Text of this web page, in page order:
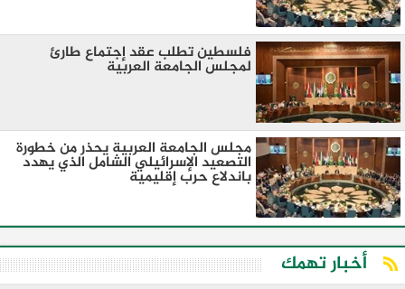
فلسطين تطلب عقد إجتماع طارئ
لمجلس الجامعة العربية
مجلس الجامعة العربية يحذر من خطورة
التصعيد الإسرائيلي الشامل الذي يهدد
باندلاع حرب إقليمية
أخبار تهمك